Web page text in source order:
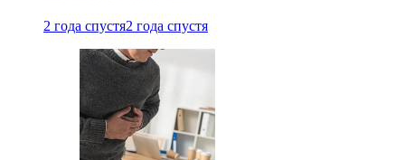
2 года спустя2 года спустя